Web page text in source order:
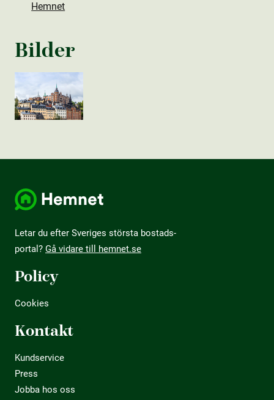
Hemnet
Bilder
Letar du efter Sveriges största bostads­
portal? Gå vidare till hemnet.se
Policy
Cookies
Kontakt
Kundservice
Press
Jobba hos oss